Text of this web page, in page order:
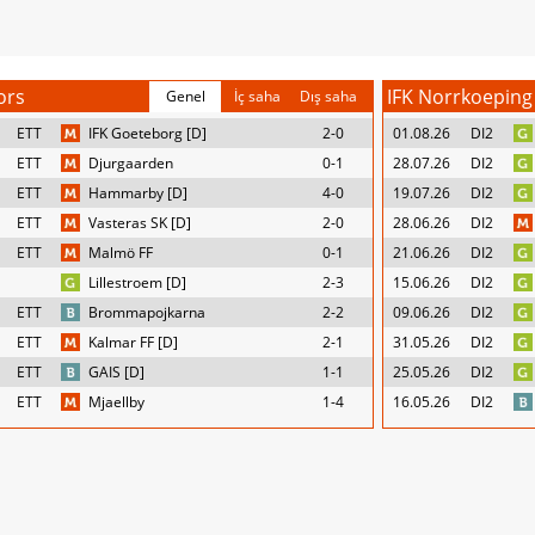
Genel İç saha
Dış saha
ETT
IFK Goeteborg [D]
2-0
ETT
Djurgaarden
0-1
ETT
Hammarby [D]
4-0
ETT
Vasteras SK [D]
2-0
ETT
Malmö FF
0-1
Lillestroem [D]
2-3
ETT
Brommapojkarna
2-2
ETT
Kalmar FF [D]
2-1
ETT
GAIS [D]
1-1
ETT
Mjaellby 1-4
IFK Norrkoeping
01.08.26
DI2
28.07.26
DI2
19.07.26
DI2
28.06.26
DI2
21.06.26
DI2
15.06.26
DI2
09.06.26
DI2
31.05.26
DI2
25.05.26
DI2
16.05.26
DI2